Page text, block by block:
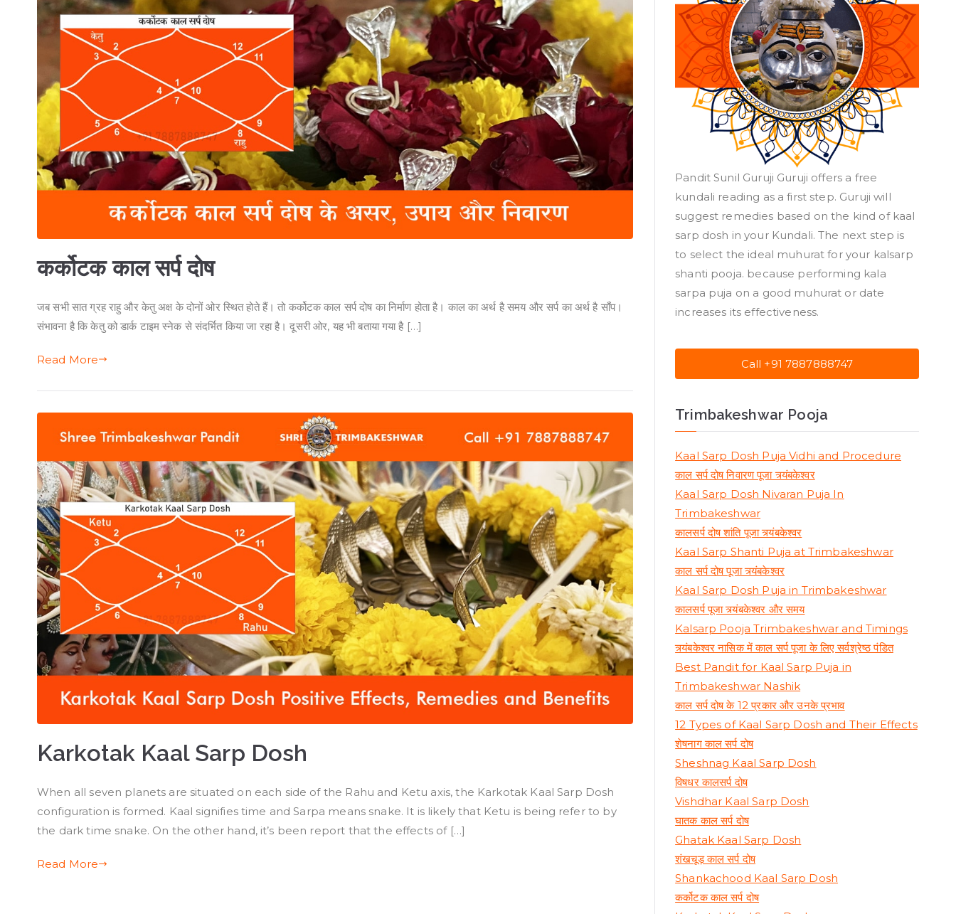
कर्कोटक काल सर्प दोष
जब सभी सात ग्रह राहु और केतु अक्ष के दोनों ओर स्थित होते हैं। तो कर्कोटक काल सर्प दोष का निर्माण होता है। काल का अर्थ है समय और सर्प का अर्थ है साँप।
संभावना है कि केतु को डार्क टाइम स्नेक से संदर्भित किया जा रहा है। दूसरी ओर, यह भी बताया गया है […]
Read More
Karkotak Kaal Sarp Dosh
When all seven planets are situated on each side of the Rahu and Ketu axis, the Karkotak Kaal Sarp Dosh
configuration is formed. Kaal signifies time and Sarpa means snake. It is likely that Ketu is being refer to by
the dark time snake. On the other hand, it’s been report that the effects of […]
Read More
Pandit Sunil Guruji Guruji offers a free
kundali reading as a first step. Guruji will
suggest remedies based on the kind of kaal
sarp dosh in your Kundali. The next step is
to select the ideal muhurat for your kalsarp
shanti pooja. because performing kala
sarpa puja on a good muhurat or date
increases its effectiveness.
Call +91 7887888747
Trimbakeshwar Pooja
Kaal Sarp Dosh Puja Vidhi and Procedure
काल सर्प दोष निवारण पूजा त्र्यंबकेश्वर
Kaal Sarp Dosh Nivaran Puja In
Trimbakeshwar
कालसर्प दोष शांति पूजा त्र्यंबकेश्वर
Kaal Sarp Shanti Puja at Trimbakeshwar
काल सर्प दोष पूजा त्र्यंबकेश्वर
Kaal Sarp Dosh Puja in Trimbakeshwar
कालसर्प पूजा त्र्यंबकेश्वर और समय
Kalsarp Pooja Trimbakeshwar and Timings
त्र्यंबकेश्वर नासिक में काल सर्प पूजा के लिए सर्वश्रेष्ठ पंडित
Best Pandit for Kaal Sarp Puja in
Trimbakeshwar Nashik
काल सर्प दोष के 12 प्रकार और उनके प्रभाव
12 Types of Kaal Sarp Dosh and Their Effects
शेषनाग काल सर्प दोष
Sheshnag Kaal Sarp Dosh
विषधर कालसर्प दोष
Vishdhar Kaal Sarp Dosh
घातक काल सर्प दोष
Ghatak Kaal Sarp Dosh
शंखचूड़ काल सर्प दोष
Shankachood Kaal Sarp Dosh
कर्कोटक काल सर्प दोष